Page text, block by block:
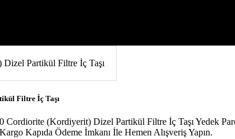
Filtre İç Taşı
Cordiorite (Kordiyerit) Dizel Partikül Filtre İç Taşı Yedek
Kapıda Ödeme İmkanı İle Hemen Alışveriş Yapın.